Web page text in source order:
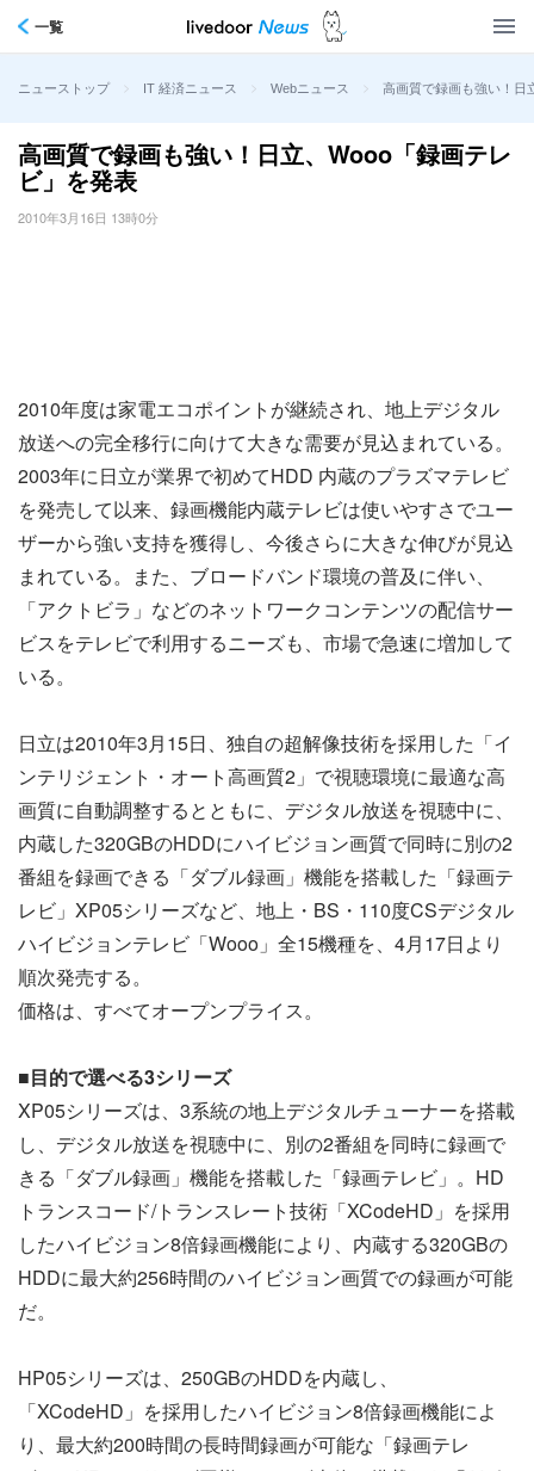
一覧
ニューストップ > IT 経済ニュース > Webニュース > 高画質で録画も強い！日
高画質で録画も強い！日立、Wooo「録画テレ
ビ」を発表
2010年3月16日 13時0分
2010年度は家電エコポイントが継続され、地上デジタル
放送への完全移行に向けて大きな需要が見込まれている。
2003年に日立が業界で初めてHDD 内蔵のプラズマテレビ
を発売して以来、録画機能内蔵テレビは使いやすさでユー
ザーから強い支持を獲得し、今後さらに大きな伸びが見込
まれている。また、ブロードバンド環境の普及に伴い、
「アクトビラ」などのネットワークコンテンツの配信サー
ビスをテレビで利用するニーズも、市場で急速に増加して
いる。
日立は2010年3月15日、独自の超解像技術を採用した「イ
ンテリジェント・オート高画質2」で視聴環境に最適な高
画質に自動調整するとともに、デジタル放送を視聴中に、
内蔵した320GBのHDDにハイビジョン画質で同時に別の2
番組を録画できる「ダブル録画」機能を搭載した「録画テ
レビ」XP05シリーズなど、地上・BS・110度CSデジタル
ハイビジョンテレビ「Wooo」全15機種を、4月17日より
順次発売する。
価格は、すべてオープンプライス。
■目的で選べる3シリーズ
XP05シリーズは、3系統の地上デジタルチューナーを搭載
し、デジタル放送を視聴中に、別の2番組を同時に録画で
きる「ダブル録画」機能を搭載した「録画テレビ」。HD
トランスコード/トランスレート技術「XCodeHD」を採用
したハイビジョン8倍録画機能により、内蔵する320GBの
HDDに最大約256時間のハイビジョン画質での録画が可能
だ。
HP05シリーズは、250GBのHDDを内蔵し、
「XCodeHD」を採用したハイビジョン8倍録画機能によ
り、最大約200時間の長時間録画が可能な「録画テレ